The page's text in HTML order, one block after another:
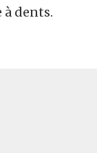
à dents.